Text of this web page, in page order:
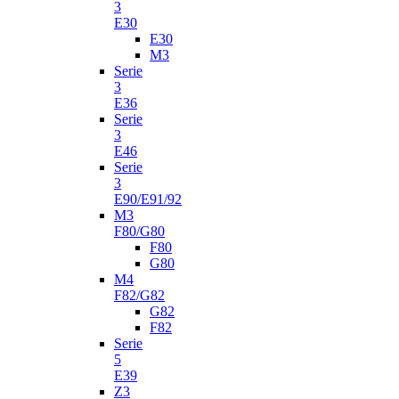
3
E30
E30
M3
Serie
3
E36
Serie
3
E46
Serie
3
E90/E91/92
M3
F80/G80
F80
G80
M4
F82/G82
G82
F82
Serie
5
E39
Z3